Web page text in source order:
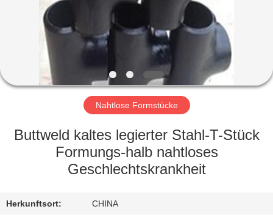
SHOW
ÜBER
FABRIK-
AUSFLUG
QUALITÄTSKONTROLLE
Nahtlose Formstücke
Buttweld kaltes legierter Stahl-T-Stück
Formungs-halb nahtloses
Geschlechtskrankheit
Herkunftsort: CHINA